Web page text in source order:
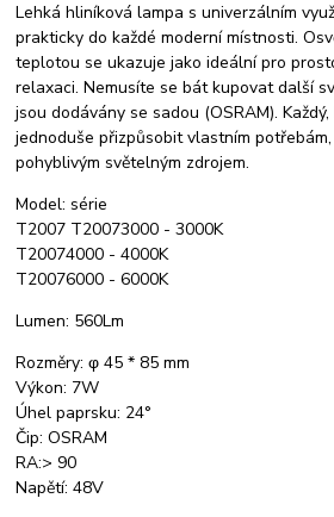
Lehká hliníková lampa s univerzálním
prakticky do každé moderní místnosti.
teplotou se ukazuje jako ideální pro
relaxaci.Nemusíte se bát kupovat další
jsou dodávány se sadou (OSRAM).
jednoduše přizpůsobit vlastním
pohyblivým světelným zdrojem.
Model: série
T2007 T20073000 - 3000K
T20074000 - 4000K
T20076000 - 6000K
Lumen: 560Lm
Rozměry: φ 45 * 85 mm
Výkon: 7W
Úhel paprsku: 24°
Čip: OSRAM
RA:> 90
Napětí: 48V